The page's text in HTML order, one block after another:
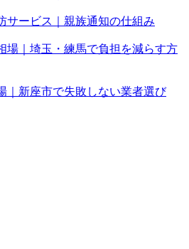
サービス｜親族通知の仕組み
場｜埼玉・練馬で負担を減らす方
｜新座市で失敗しない業者選び